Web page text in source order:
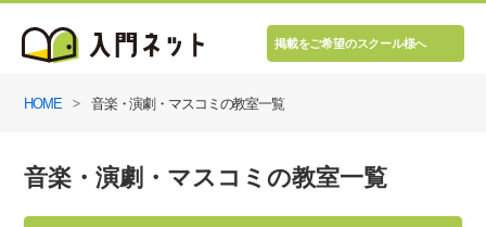
掲載をご希望のスクール様へ
HOME 音楽・演劇・マスコミの教室一覧
音楽・演劇・マスコミの教室一覧